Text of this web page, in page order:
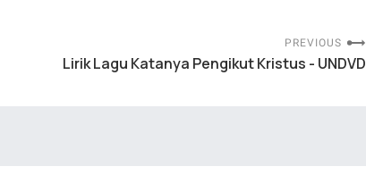
PREVIOUS
Lirik Lagu Katanya Pengikut Kristus - UNDVD